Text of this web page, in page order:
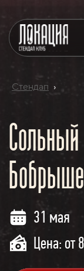
Стендап ›
31 мая
Цена: от